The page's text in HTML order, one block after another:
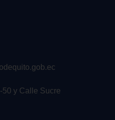
50 y Calle Sucre